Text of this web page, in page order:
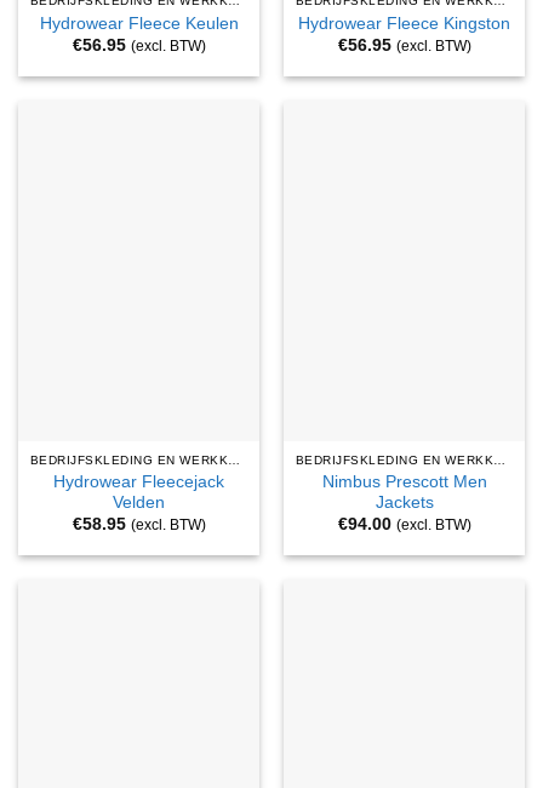
Hydrowear Fleece Keulen
€56.95 (excl. BTW)
Hydrowear Fleece Kingston
€56.95 (excl. BTW)
BEDRIJFSKLEDING EN WERKKLEDING
Hydrowear Fleecejack
Velden
€58.95 (excl. BTW)
BEDRIJFSKLEDING EN WERKKLEDING
Nimbus Prescott Men
Jackets
€94.00 (excl. BTW)